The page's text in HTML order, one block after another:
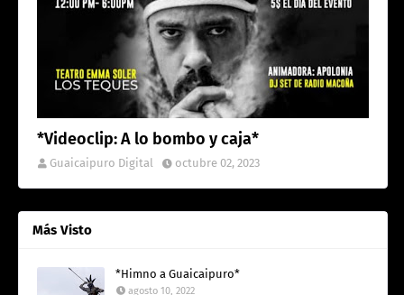
*Videoclip: A lo bombo y caja*
Guaicaipuro Digital octubre 02, 2023
Más Visto
*Himno a Guaicaipuro*
agosto 10, 2022